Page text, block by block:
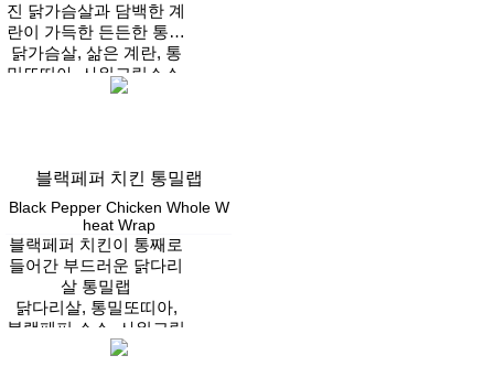
진 닭가슴살과 담백한 계
란이 가득한 든든한 통밀
랩
닭가슴살, 삶은 계란, 통
밀또띠아, 사워크림소스,
시그니처소스, 샐러드,
블랙페퍼 치킨 통밀랩
Black Pepper Chicken Whole W
heat Wrap
블랙페퍼 치킨이 통째로
들어간 부드러운 닭다리
살 통밀랩
닭다리살, 통밀또띠아,
블랙페퍼 소스, 사워크림
소스, 샐러드, 적채, 양파